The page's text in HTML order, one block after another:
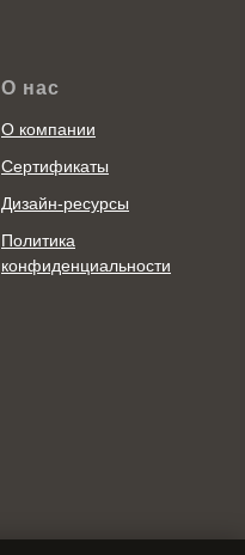
О нас
О компании
Сертификаты
Дизайн-ресурсы
Политика
конфиденциальности